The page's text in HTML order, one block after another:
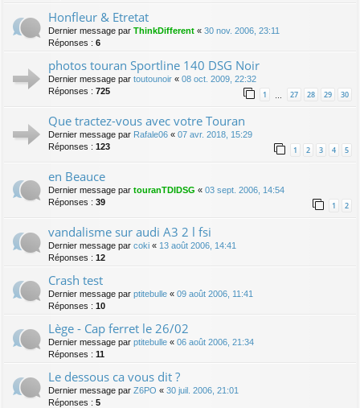
Honfleur & Etretat
Dernier message par ThinkDifferent « 30 nov. 2006, 23:11
Réponses : 6
photos touran Sportline 140 DSG Noir
Dernier message par toutounoir « 08 oct. 2009, 22:32
Réponses : 725 1 27 28 29 30
Que tractez-vous avec votre Touran
Dernier message par Rafale06 « 07 avr. 2018, 15:29
Réponses : 123 1 2 3 4 5
en Beauce
Dernier message par touranTDIDSG « 03 sept. 2006, 14:54
Réponses : 39 1 2
vandalisme sur audi A3 2 l fsi
Dernier message par coki « 13 août 2006, 14:41
Réponses : 12
Crash test
Dernier message par ptitebulle « 09 août 2006, 11:41
Réponses : 10
Lège - Cap ferret le 26/02
Dernier message par ptitebulle « 06 août 2006, 21:34
Réponses : 11
Le dessous ca vous dit ?
Dernier message par Z6PO « 30 juil. 2006, 21:01
Réponses : 5